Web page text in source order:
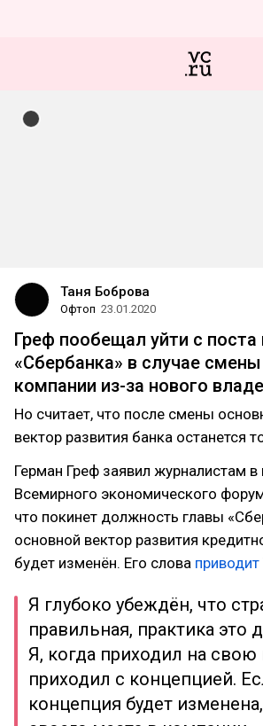
Таня Боброва
Офтоп 23.01.2020
Греф пообещал уйти с поста
«Сбербанка» в случае смены
компании из-за нового
Но считает, что после смены
вектор развития банка останется
Герман Греф заявил журналистам в
Всемирного экономического
что покинет должность главы
основной вектор развития
будет изменён. Его слова приводит
Я глубоко убеждён, что
правильная, практика это
Я, когда приходил на
приходил с концепцией.
концепция будет